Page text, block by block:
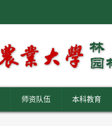
师资队伍 本科教育